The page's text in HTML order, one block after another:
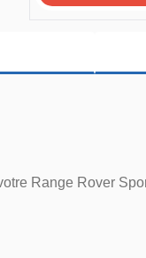
Range Rover